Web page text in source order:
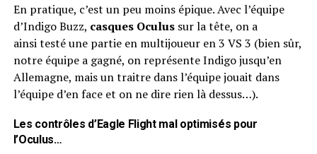
En pratique, c’est un peu moins épique. Avec l’équipe
d’Indigo Buzz, casques Oculussur la tête, on a
ainsi testé une partie en multijoueur en 3 VS 3 (bien sûr,
notre équipe a gagné, on représente Indigo jusqu’en
Allemagne, mais un traitre dans l’équipe jouait dans
l’équipe d’en face et on ne dire rien là dessus…).
Les contrôles d’Eagle Flight mal optimisés pour
l’Oculus…